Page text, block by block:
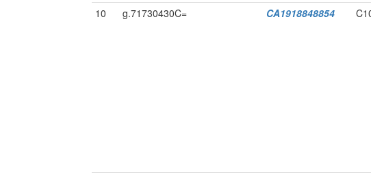
10 g.71730430C= CA1918848854